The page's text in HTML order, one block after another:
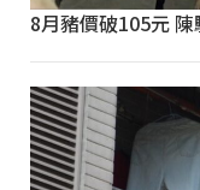
8月豬價破105元